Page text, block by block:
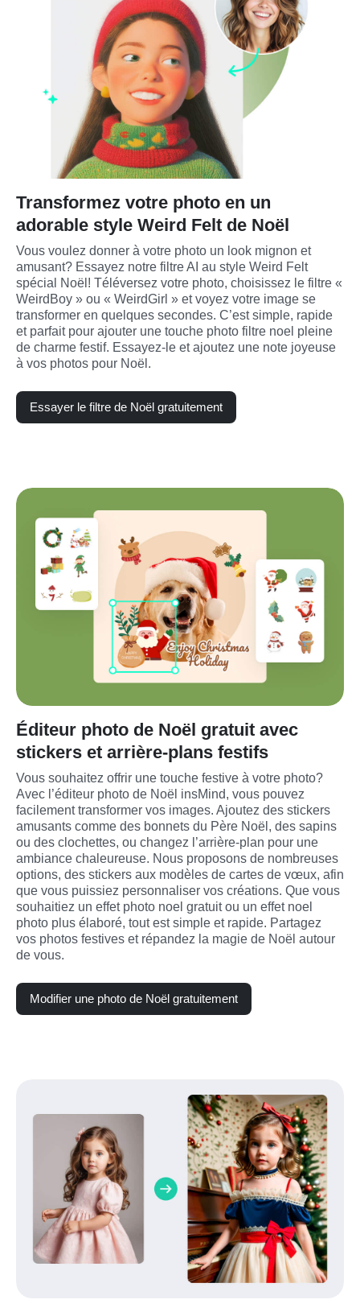
Transformez votre photo en un
adorable style Weird Felt de Noël
Vous voulez donner à votre photo un look mignon et
amusant? Essayez notre filtre AI au style Weird Felt
spécial Noël! Téléversez votre photo, choisissez le filtre «
WeirdBoy » ou « WeirdGirl » et voyez votre image se
transformer en quelques secondes. C’est simple, rapide
et parfait pour ajouter une touche photo filtre noel pleine
de charme festif. Essayez-le et ajoutez une note joyeuse
à vos photos pour Noël.
Essayer le filtre de Noël gratuitement
Éditeur photo de Noël gratuit avec
stickers et arrière-plans festifs
Vous souhaitez offrir une touche festive à votre photo?
Avec l’éditeur photo de Noël insMind, vous pouvez
facilement transformer vos images. Ajoutez des stickers
amusants comme des bonnets du Père Noël, des sapins
ou des clochettes, ou changez l’arrière-plan pour une
ambiance chaleureuse. Nous proposons de nombreuses
options, des stickers aux modèles de cartes de vœux, afin
que vous puissiez personnaliser vos créations. Que vous
souhaitiez un effet photo noel gratuit ou un effet noel
photo plus élaboré, tout est simple et rapide. Partagez
vos photos festives et répandez la magie de Noël autour
de vous.
Modifier une photo de Noël gratuitement